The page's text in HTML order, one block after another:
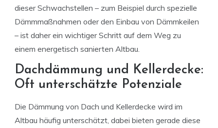
dieser Schwachstellen – zum Beispiel durch spezielle
Dämmmaßnahmen oder den Einbau von Dämmkeilen
– ist daher ein wichtiger Schritt auf dem Weg zu
einem energetisch sanierten Altbau.
Dachdämmung und Kellerdecke:
Oft unterschätzte Potenziale
Die Dämmung von Dach und Kellerdecke wird im
Altbau häufig unterschätzt, dabei bieten gerade diese